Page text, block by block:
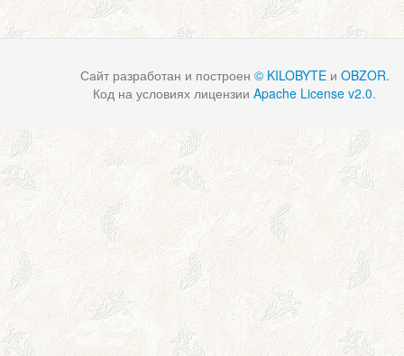
Сайт разработан и построен © KILOBYTEи OBZOR.
Код на условиях лицензии Apache License v2.0.